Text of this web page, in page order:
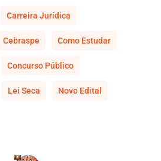
Carreira Jurídica
Cebraspe Como Estudar
Concurso Público
Lei Seca Novo Edital